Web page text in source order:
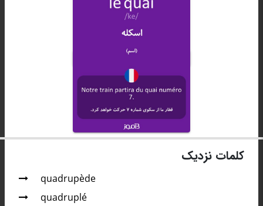
کلمات نزدیک
quadrupède
quadruplé